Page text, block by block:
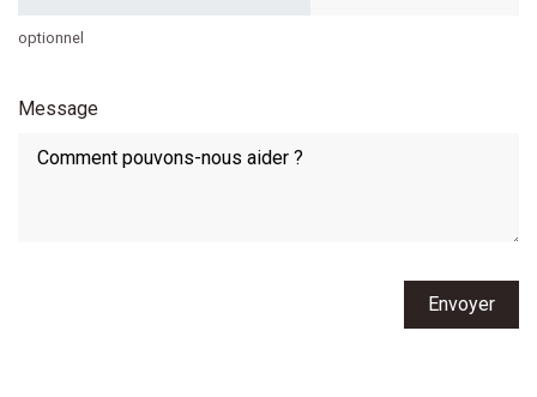
optionnel
Message